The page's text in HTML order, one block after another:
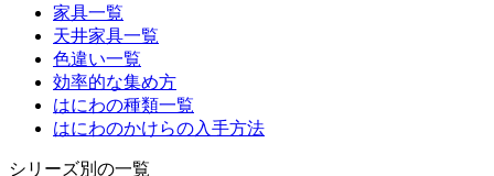
家具一覧
天井家具一覧
色違い一覧
効率的な集め方
はにわの種類一覧
はにわのかけらの入手方法
シリーズ別の一覧